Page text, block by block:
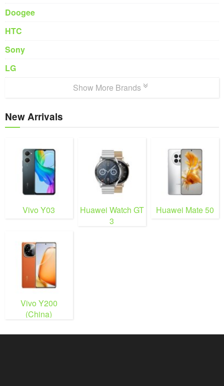
Doogee
HTC
Sony
LG
Show More Brands
New Arrivals
Vivo Y03
Huawei Watch GT
3
Huawei Mate 50
Vivo Y200
(China)